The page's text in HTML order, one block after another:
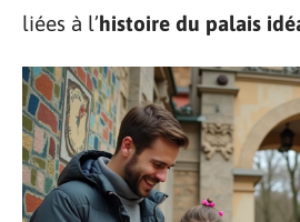
liées à l’histoire du palais